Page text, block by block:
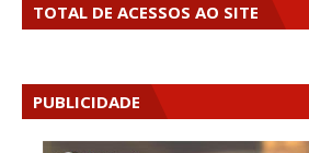
TOTAL DE ACESSOS AO SITE
PUBLICIDADE